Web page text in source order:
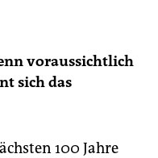
voraussichtlich
sich das
100 Jahre